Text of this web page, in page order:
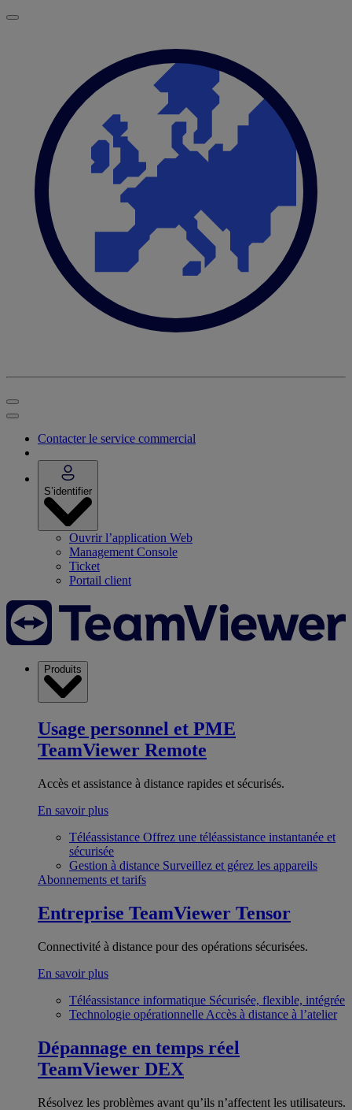
Contacter le service commercial
S’identifier
Ouvrir l’application Web
Management Console
Ticket
Portail client
Produits
Usage personnel et PME
TeamViewer Remote
Accès et assistance à distance rapides et sécurisés.
En savoir plus
Téléassistance Offrez une téléassistance instantanée et
sécurisée
Gestion à distance Surveillez et gérez les appareils
Abonnements et tarifs
Entreprise TeamViewer Tensor
Connectivité à distance pour des opérations sécurisées.
En savoir plus
Téléassistance informatique Sécurisée, flexible, intégrée
Technologie opérationnelle Accès à distance à l’atelier
Dépannage en temps réel
TeamViewer DEX
Résolvez les problèmes avant qu’ils n’affectent les utilisateurs.